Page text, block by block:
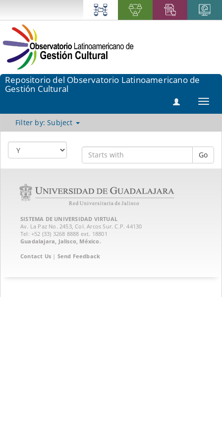
Repositorio del Observatorio Latinoamericano de
Gestión Cultural
Filter by: Subject
Go
SISTEMA DE UNIVERSIDAD VIRTUAL
Av. La Paz No. 2453, Col. Arcos Sur. C.P. 44130
Tel: +52 (33) 3268 8888‏ ext. 18801
Guadalajara, Jalisco, México.
Contact Us | Send Feedback